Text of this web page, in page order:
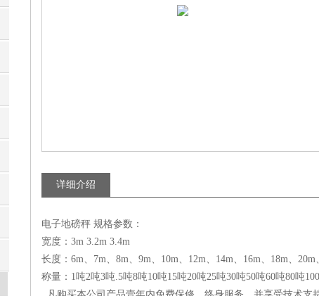
详细介绍
电子地磅秤 规格参数：
宽度：3m 3.2m 3.4m
长度：6m、7m、8m、9m、10m、12m、14m、16m、18m、20m
称量：1吨2吨3吨.5吨8吨10吨15吨20吨25吨30吨50吨60吨80吨